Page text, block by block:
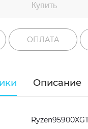
Купить
ОПЛАТА
Описание